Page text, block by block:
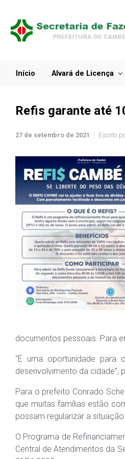
Início Alvará de Licença
Refis garante até
27 de setembro de 2021 Escrito
documentos pessoais. Para
“É uma oportunidade
desenvolvimento da cidade”,
Para o prefeito Conrado
que muitas famílias estão
possam regularizar a
O Programa de
Central de Atendimentos da